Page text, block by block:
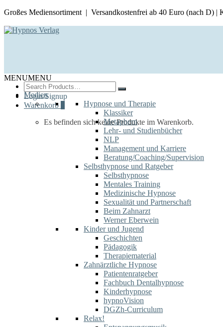
Großes Mediensortiment | Versandkostenfrei ab 40 Euro (nach D) |
Search
for:
Login/Signup
Warenkorb
Es befinden sich keine Produkte im Warenkorb.
MENUMENU
Medien
Hypnose und Therapie
Klassiker
Metaphern
Lehr- und Studienbücher
NLP
Management und Karriere
Beratung/Coaching/Supervision
Selbsthypnose und Ratgeber
Selbsthypnose
Mentales Training
Medizinische Hypnose
Sexualität und Partnerschaft
Beim Zahnarzt
Werner Eberwein
Kinder und Jugend
Geschichten
Pädagogik
Therapiematerial
Zahnärztliche Hypnose
Patientenratgeber
Fachbuch Dentalhypnose
Kinderhypnose
hypnoVision
DGZh-Curriculum
Relax!